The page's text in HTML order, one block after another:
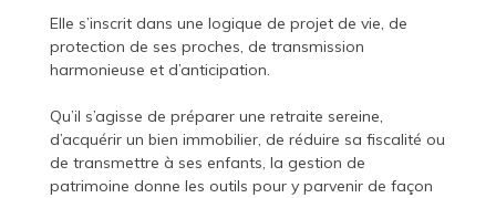
Elle s’inscrit dans une logique de projet de vie, de
protection de ses proches, de transmission
harmonieuse et d’anticipation.
Qu’il s’agisse de préparer une retraite sereine,
d’acquérir un bien immobilier, de réduire sa fiscalité ou
de transmettre à ses enfants, la gestion de
patrimoine donne les outils pour y parvenir de façon